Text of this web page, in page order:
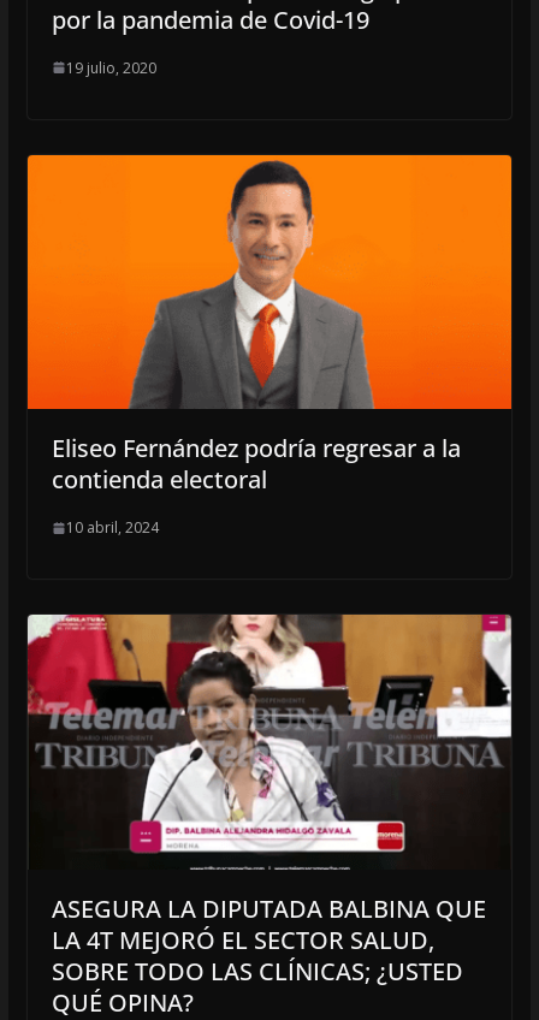
por la pandemia de Covid-19
19 julio, 2020
Eliseo Fernández podría regresar a la
contienda electoral
10 abril, 2024
ASEGURA LA DIPUTADA BALBINA QUE
LA 4T MEJORÓ EL SECTOR SALUD,
SOBRE TODO LAS CLÍNICAS; ¿USTED
QUÉ OPINA?